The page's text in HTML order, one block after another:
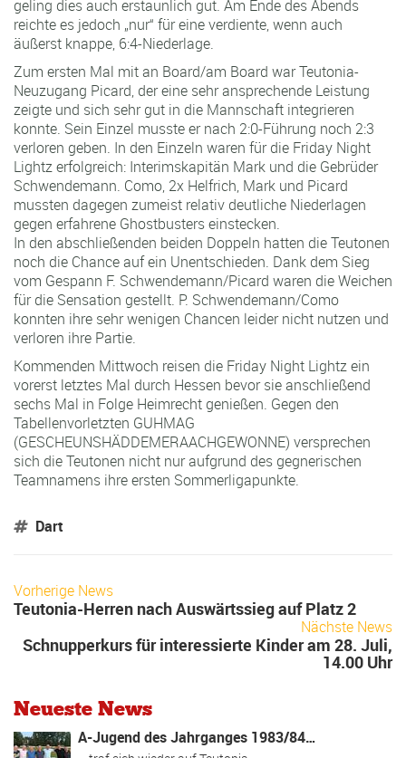
geling dies auch erstaunlich gut. Am Ende des Abends
reichte es jedoch „nur“ für eine verdiente, wenn auch
äußerst knappe, 6:4-Niederlage.
Zum ersten Mal mit an Board/am Board war Teutonia-
Neuzugang Picard, der eine sehr ansprechende Leistung
zeigte und sich sehr gut in die Mannschaft integrieren
konnte. Sein Einzel musste er nach 2:0-Führung noch 2:3
verloren geben. In den Einzeln waren für die Friday Night
Lightz erfolgreich: Interimskapitän Mark und die Gebrüder
Schwendemann. Como, 2x Helfrich, Mark und Picard
mussten dagegen zumeist relativ deutliche Niederlagen
gegen erfahrene Ghostbusters einstecken.
In den abschließenden beiden Doppeln hatten die Teutonen
noch die Chance auf ein Unentschieden. Dank dem Sieg
vom Gespann F. Schwendemann/Picard waren die Weichen
für die Sensation gestellt. P. Schwendemann/Como
konnten ihre sehr wenigen Chancen leider nicht nutzen und
verloren ihre Partie.
Kommenden Mittwoch reisen die Friday Night Lightz ein
vorerst letztes Mal durch Hessen bevor sie anschließend
sechs Mal in Folge Heimrecht genießen. Gegen den
Tabellenvorletzten GUHMAG
(GESCHEUNSHÄDDEMERAACHGEWONNE) versprechen
sich die Teutonen nicht nur aufgrund des gegnerischen
Teamnamens ihre ersten Sommerligapunkte.
Dart
Vorherige News
Teutonia-Herren nach Auswärtssieg auf Platz 2
Nächste News
Schnupperkurs für interessierte Kinder am 28. Juli,
14.00 Uhr
Neueste News
A-Jugend des Jahrganges 1983/84…